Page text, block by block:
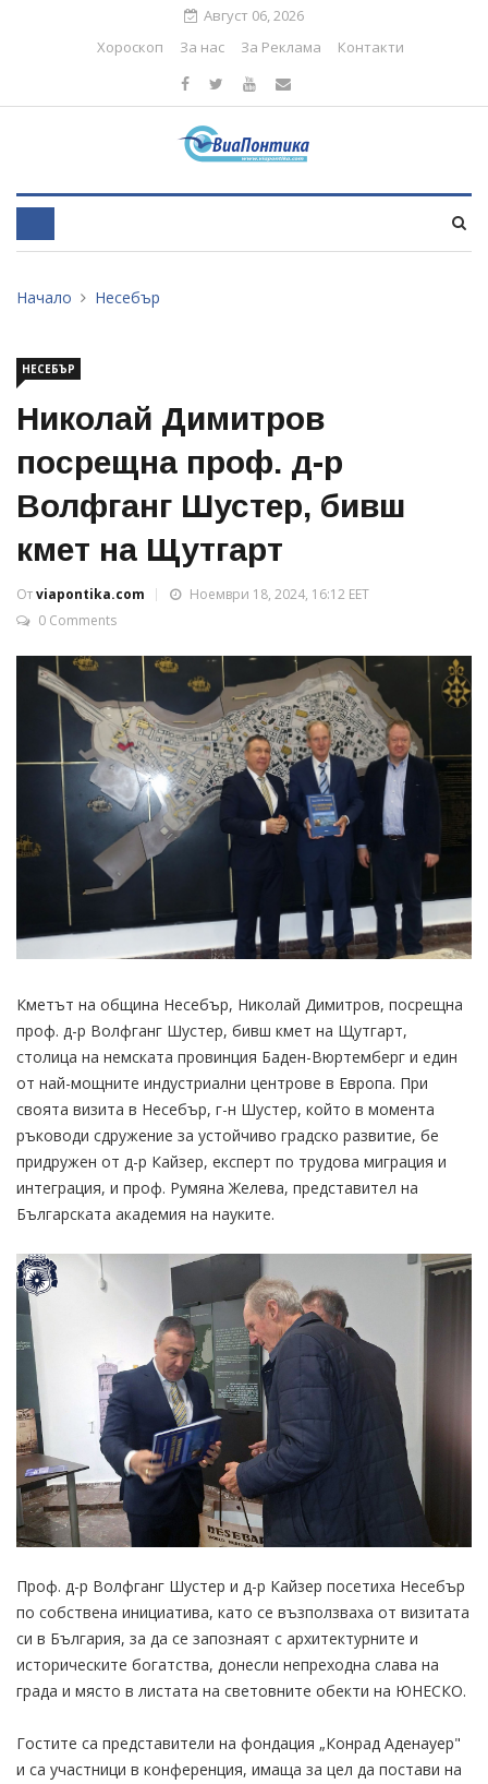
Август 06, 2026
Хороскоп
За нас За Реклама Контакти
Начало Несебър
НЕСЕБЪР
Николай Димитров
посрещна проф. д-р
Волфганг Шустер, бивш
кмет на Щутгарт
Отviapontika.com
Ноември 18, 2024, 16:12 EET
0 Comments
Кметът на община Несебър, Николай Димитров, посрещна
проф. д-р Волфганг Шустер, бивш кмет на Щутгарт,
столица на немската провинция Баден-Вюртемберг и един
от най-мощните индустриални центрове в Европа. При
своята визита в Несебър, г-н Шустер, който в момента
ръководи сдружение за устойчиво градско развитие, бе
придружен от д-р Кайзер, експерт по трудова миграция и
интеграция, и проф. Румяна Желева, представител на
Българската академия на науките.
Проф. д-р Волфганг Шустер и д-р Кайзер посетиха Несебър
по собствена инициатива, като се възползваха от визитата
си в България, за да се запознаят с архитектурните и
историческите богатства, донесли непреходна слава на
града и място в листата на световните обекти на ЮНЕСКО.
Гостите са представители на фондация „Конрад Аденауер"
и са участници в конференция, имаща за цел да постави на